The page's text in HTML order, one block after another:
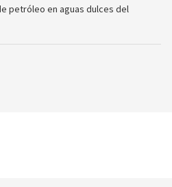
petróleo en aguas dulces del